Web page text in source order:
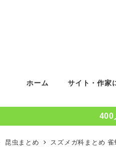
ホーム サイト・作家
400
昆虫まとめ スズメガ科まとめ